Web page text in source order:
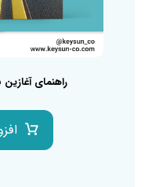
راهنمای